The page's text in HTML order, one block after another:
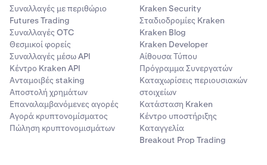
Συναλλαγές με περιθώριο
Futures Trading
Συναλλαγές OTC
Θεσμικοί φορείς
Συναλλαγές μέσω API
Κέντρο Kraken API
Ανταμοιβές staking
Αποστολή χρημάτων
Επαναλαμβανόμενες αγορές
Αγορά κρυπτονομίσματος
Πώληση κρυπτονομισμάτων
Kraken Security
Σταδιοδρομίες Kraken
Kraken Blog
Kraken Developer
Αίθουσα Τύπου
Πρόγραμμα Συνεργατών
Καταχωρίσεις περιουσιακών
στοιχείων
Κατάσταση Kraken
Κέντρο υποστήριξης
Καταγγελία
Breakout Prop Trading